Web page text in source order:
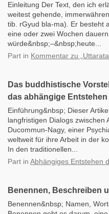
Einleitung Der Text, den ich
weitest gehende,
tib. rGyud bla-ma). Er besteht
eine oder zwei Wochen
würde&nbsp;–&nbsp;heute...
Part in Kommentar zu
Das buddhistische
das abhängige Entstehen
Einführung&nbsp; Dieser
langfristigen Dialogs zwischen
Ducommun-Nagy, einer
weltweit für ihre Arbeit in der
In den traditionellen...
Part in Abhängiges Entstehen
Benennen, Beschreiben
Benennen&nbsp; Namen,